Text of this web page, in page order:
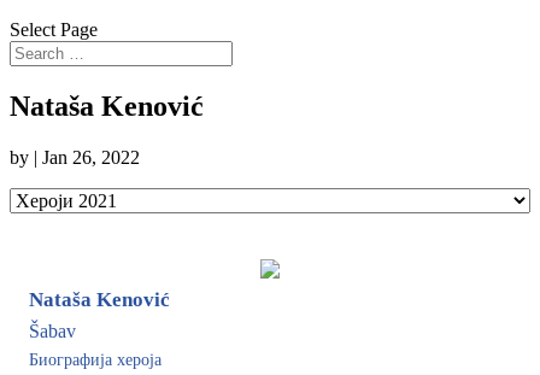
Select Page
Nataša Kenović
by | Jan 26, 2022
Nataša Kenović
Šabav
Биографија хероја